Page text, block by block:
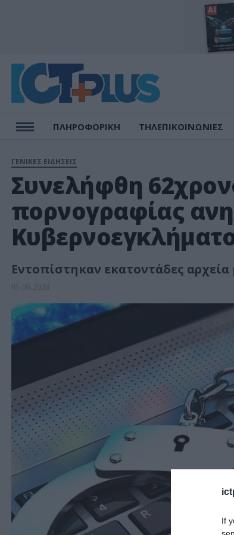
If
ΠΛΗΡΟΦΟΡΙΚΗ ΤΗΛΕΠΙΚΟΙΝΩΝΙΕΣ
ΓΕΝΙΚΕΣ ΕΙΔΗΣΕΙΣ
Συνελήφθη
πορνογραφίας
Εντοπίστηκαν εκατοντάδες
05.06.2026